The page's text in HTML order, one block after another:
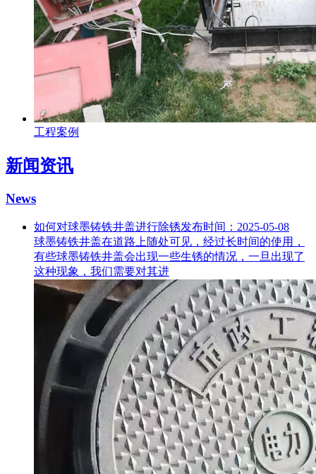
工程案例
新闻资讯
News
如何对球墨铸铁井盖进行除锈发布时间：2025-05-08
球墨铸铁井盖在道路上随处可见，经过长时间的使用，
有些球墨铸铁井盖会出现一些生锈的情况，一旦出现了
这种现象，我们需要对其进